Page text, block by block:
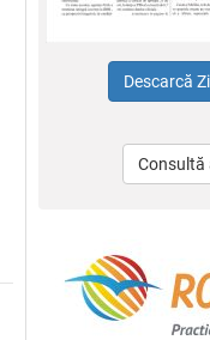
Consultă